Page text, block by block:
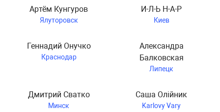
Артём Кунгуров
Ялуторовск
И-Л-Ь Н-А-Р
Киев
Геннадий Онучко
Краснодар
Александра
Балковская
Липецк
Дмитрий Сватко
Минск
Саша Олійник
Karlovy Vary